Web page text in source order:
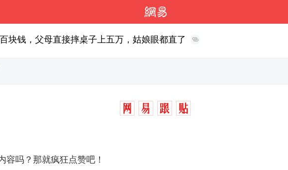
块钱，父母直接摔桌子上五万，姑娘眼都直了
容吗？那就疯狂点赞吧！